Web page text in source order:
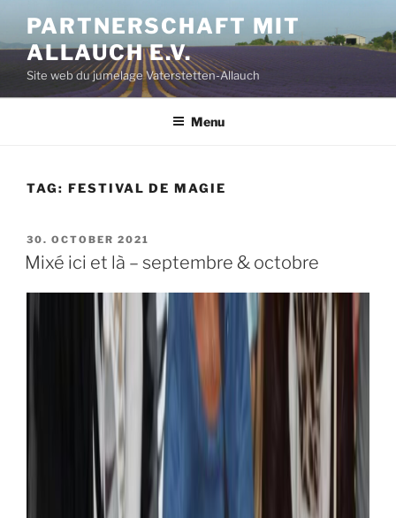
contenu
principal
PARTNERSCHAFT MIT
ALLAUCH E.V.
Site web du jumelage Vaterstetten-Allauch
Menu
TAG: FESTIVAL DE MAGIE
PUBLIÉ
LE
30. OCTOBER 2021
Mixé ici et là – septembre & octobre